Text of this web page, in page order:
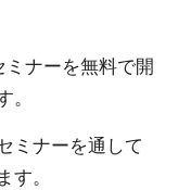
ナーを無料で開
ミナーを通して
。